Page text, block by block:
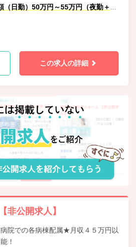
（日勤）50万円～55万円（夜勤＋残
この求人の詳細
非公開求人】
院での各病棟配属★月収４５万円以
！